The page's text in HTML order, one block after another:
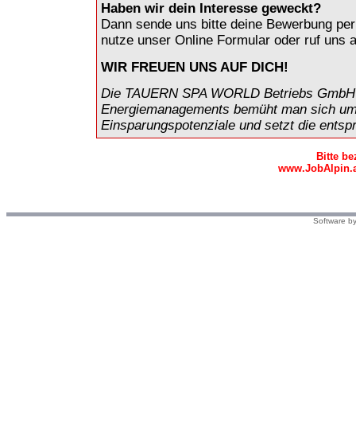
Haben wir dein Interesse geweckt?
Dann sende uns bitte deine Bewerbung
nutze unser Online Formular oder ruf uns
WIR FREUEN UNS AUF DICH!
Die TAUERN SPA WORLD Betriebs
Energiemanagements bemüht man sich
Einsparungspotenziale und setzt die
Bitte
Software